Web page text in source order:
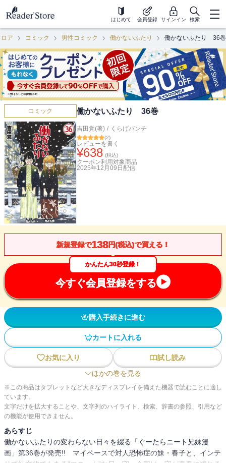
はじめて 会員登録 サインイン 検索
ア コミック 男性コミック 働かないふたり 働かないふたり 36巻
コミック 働かないふたり 36巻
吉田覚(著) / くらげバンチ
(2)
レビューを書く
¥638 (税込)
クーポン利用対象商品
2025年12月09日 配信
新規登録で138円(税込)で買える！
かんたん30秒登録！
今すぐ会員登録をする
購入手続きに進む
カートに入れる
お気に入り
試し読み
ほかの巻を見る
※この商品はタブレットなど大きなディスプレイを備えた機器で読むことに適し
ています。
文字だけを拡大することや、文字列のハイライト、検索、辞書の参照、引用など
の機能が使用できません。
あらすじ
働かないふたりの変わらない日々を綴る「ぐーたらニート兄妹漫
画」第36巻が発売!! マイペースで対人恐怖症の妹・春子と、インテ